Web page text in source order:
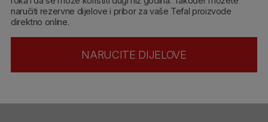
naručiti rezervne dijelove i pribor za vaše Tefal proizvode
direktno online.
NARUCITE DIJELOVE